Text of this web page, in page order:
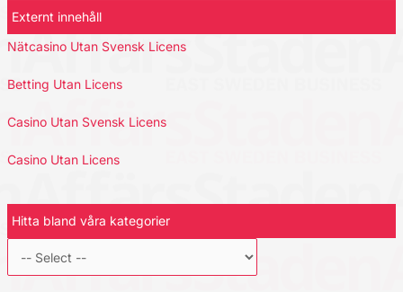
Externt innehåll
Nätcasino Utan Svensk Licens
Betting Utan Licens
Casino Utan Svensk Licens
Casino Utan Licens
Hitta bland våra kategorier